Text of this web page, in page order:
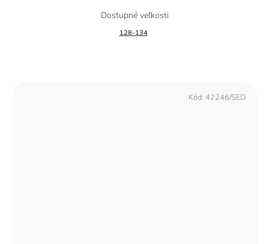
128-134
Kód: 42246/SED